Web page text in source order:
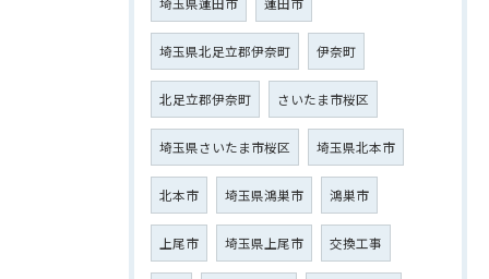
埼玉県北足立郡伊奈町 伊奈町
北足立郡伊奈町 さいたま市桜区
埼玉県さいたま市桜区 埼玉県北本市
北本市 埼玉県鴻巣市 鴻巣市
上尾市 埼玉県上尾市 交換工事